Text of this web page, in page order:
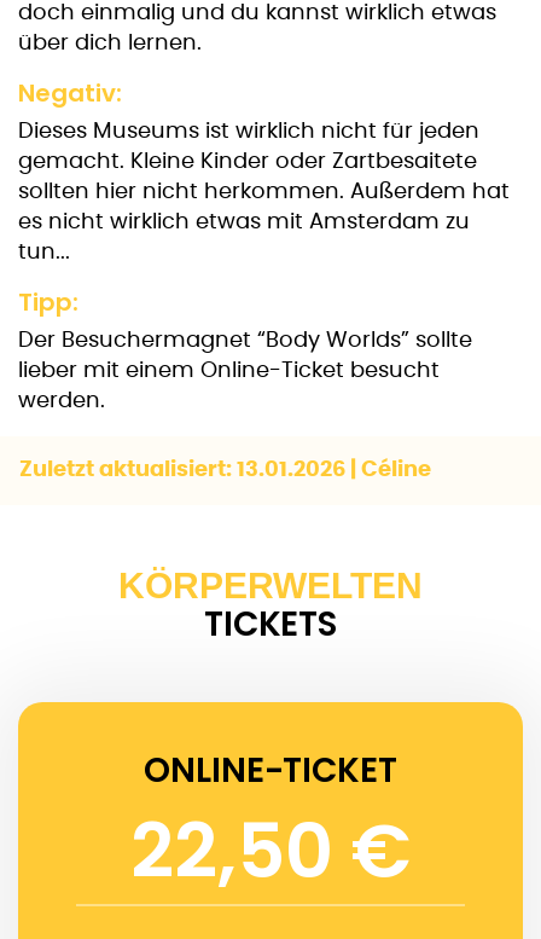
doch einmalig und du kannst wirklich etwas
über dich lernen.
Negativ:
Dieses Museums ist wirklich nicht für jeden
gemacht. Kleine Kinder oder Zartbesaitete
sollten hier nicht herkommen. Außerdem hat
es nicht wirklich etwas mit Amsterdam zu
tun...
Tipp:
Der Besuchermagnet “Body Worlds” sollte
lieber mit einem Online-Ticket besucht
werden.
Zuletzt aktualisiert: 13.01.2026 | Céline
KÖRPERWELTEN
TICKETS
ONLINE-TICKET
22,50 €